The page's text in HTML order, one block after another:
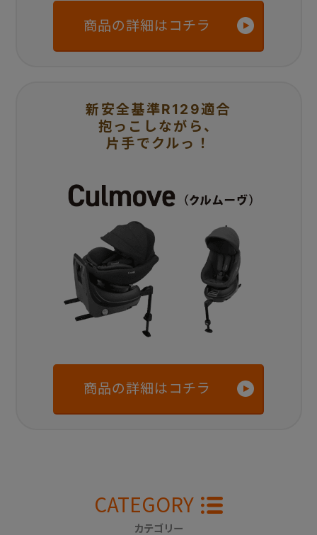
商品の詳細はコチラ
新安全基準R129適合
抱っこしながら、
片手でクルっ！
商品の詳細はコチラ
CATEGORY
カテゴリー